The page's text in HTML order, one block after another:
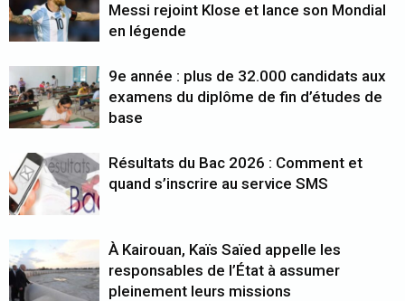
Messi rejoint Klose et lance son Mondial
en légende
9e année : plus de 32.000 candidats aux
examens du diplôme de fin d’études de
base
Résultats du Bac 2026 : Comment et
quand s’inscrire au service SMS
À Kairouan, Kaïs Saïed appelle les
responsables de l’État à assumer
pleinement leurs missions